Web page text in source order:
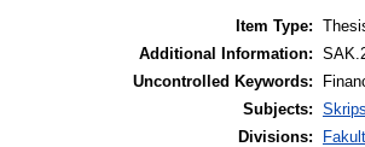
Item Type:
Additional Information:
Uncontrolled Keywords:
Subjects:
Divisions: